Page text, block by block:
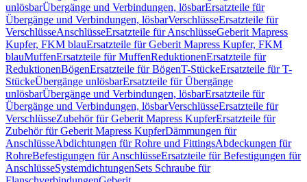
unlösbarÜbergänge und Verbindungen, lösbarErsatzteile für
Übergänge und Verbindungen, lösbarVerschlüsseErsatzteile für
VerschlüsseAnschlüsseErsatzteile für AnschlüsseGeberit Mapress
Kupfer, FKM blauErsatzteile für Geberit Mapress Kupfer, FKM
blauMuffenErsatzteile für MuffenReduktionenErsatzteile für
ReduktionenBögenErsatzteile für BögenT-StückeErsatzteile für T-
StückeÜbergänge unlösbarErsatzteile für Übergänge
unlösbarÜbergänge und Verbindungen, lösbarErsatzteile für
Übergänge und Verbindungen, lösbarVerschlüsseErsatzteile für
VerschlüsseZubehör für Geberit Mapress KupferErsatzteile für
Zubehör für Geberit Mapress KupferDämmungen für
AnschlüsseAbdichtungen für Rohre und FittingsAbdeckungen für
RohreBefestigungen für AnschlüsseErsatzteile für Befestigungen für
AnschlüsseSystemdichtungenSets Schraube für